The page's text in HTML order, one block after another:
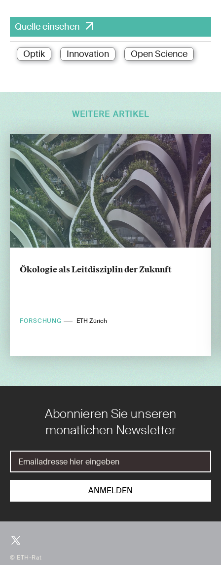
Quelle einsehen
Optik Innovation Open Science
WEITERE ARTIKEL
Ökologie als Leitdisziplin der Zukunft
FORSCHUNG ETH Zürich
Abonnieren Sie unseren
monatlichen Newsletter
© ETH-Rat